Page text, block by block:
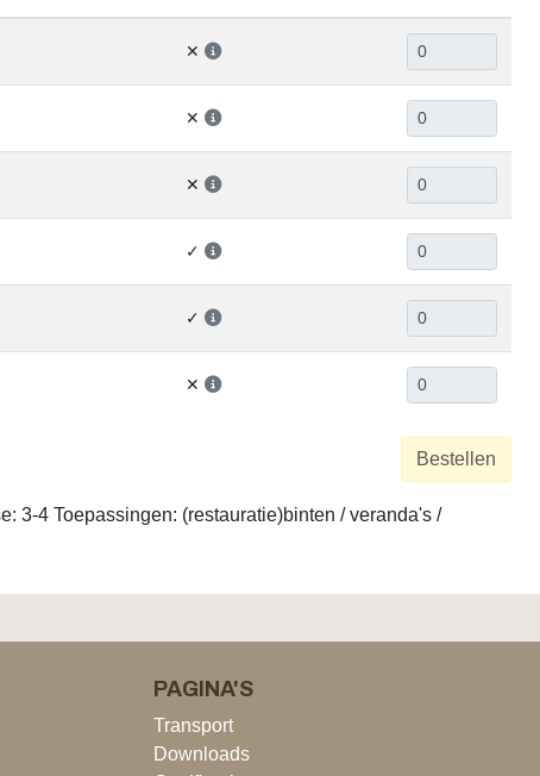
✕
✕
✕
✓
✓
✕
Bestellen
3-4 Toepassingen: (restauratie)binten / veranda's /
PAGINA'S
Transport
Downloads